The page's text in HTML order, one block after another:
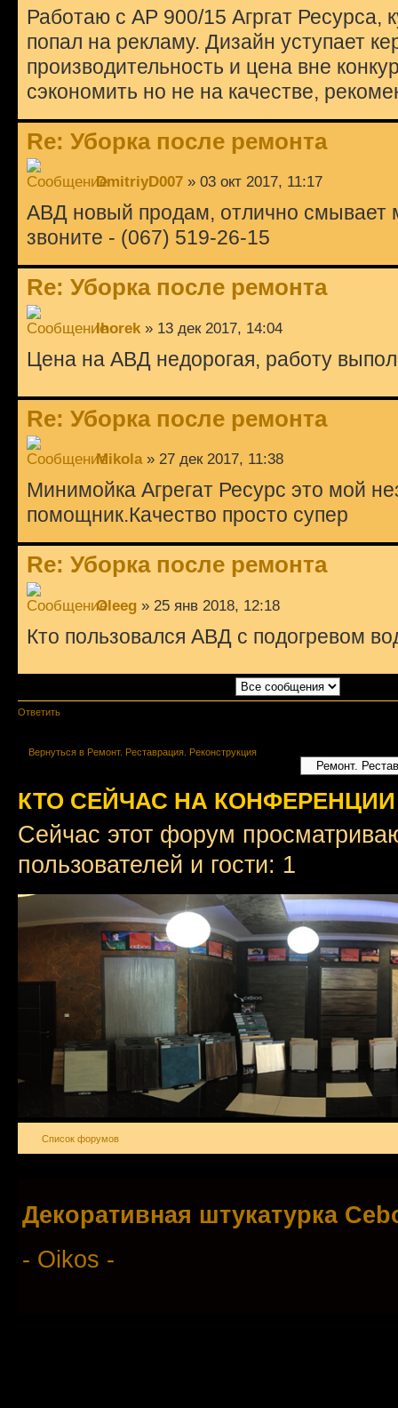
Работаю с АР 900/15 Агргат Ресурса,
попал на рекламу. Дизайн уступает
производительность и цена вне
сэкономить но не на качестве,
Re: Уборка после ремонта
DmitriyD007 » 03 окт 2017, 11:17
АВД новый продам, отлично смывает
звоните - (067) 519-26-15
Re: Уборка после ремонта
Ihorek » 13 дек 2017, 14:04
Цена на АВД недорогая, работу
Re: Уборка после ремонта
Mikola» 27 дек 2017, 11:38
Минимойка Агрегат Ресурс это мой
помощник.Качество просто супер
Re: Уборка после ремонта
Oleeg » 25 янв 2018, 12:18
Кто пользовался АВД с подогревом
Ответить
Вернуться в Ремонт. Реставрация. Реконструкция
КТО СЕЙЧАС НА КОНФЕРЕНЦИИ
Сейчас этот форум
пользователей и гости: 1
Список форумов
Декоративная штукатурка
- Oikos -